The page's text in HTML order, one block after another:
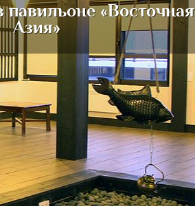
павильоне «Восточная
Азия»